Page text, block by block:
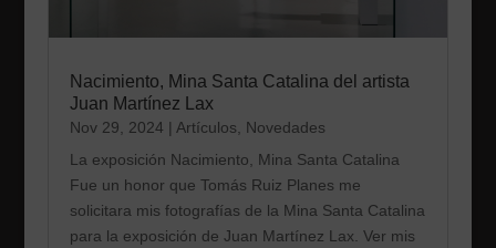
Nacimiento, Mina Santa Catalina del artista
Juan Martínez Lax
Nov 29, 2024 | Artículos, Novedades
La exposición Nacimiento, Mina Santa Catalina
Fue un honor que Tomás Ruiz Planes me
solicitara mis fotografías de la Mina Santa Catalina
para la exposición de Juan Martínez Lax. Ver mis